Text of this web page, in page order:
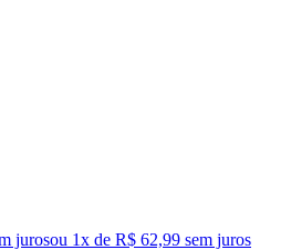
jurosou 1x de R$ 62,99 sem juros